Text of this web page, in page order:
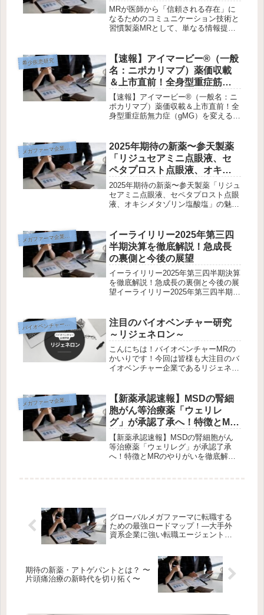
MRが医師から「信頼される存在」に
なるためのコミュニケーション技術と
習慣製薬MRとして、単なる情報提供
と成果につながります。本記事では、
明日から実践できるコミュニケーシ...
希少疾患研究
【速報】アイマービー®（一般
名：ニポカリマブ）薬価収載
＆上市直前！全身型重症筋無
力症（gMG）を変えるFcRn阻
害抗体をMR視点で徹底解説
【速報】アイマービー®（一般名：ニ
ポカリマブ）薬価収載＆上市直前！全
身型重症筋無力症（gMG）を変える
テゴリ：希少疾患／神経内科MR／転
職ガイド冒頭メッセージ：全身型重...
メ
ガファーマ企業研究
2025年期待の新薬〜参天製薬
「リジュセアミニ点眼液、セ
ペタプロスト点眼液、オキシ
メタゾリン塩酸塩」の魅力と
MRのやりがい〜
2025年期待の新薬〜参天製薬「リジュ
セアミニ点眼液、セペタプロスト点眼
液、オキシメタゾリン塩酸塩」の魅力
リアブログ」にようこそ。今回は、眼
科領域で圧倒的な地位を築く参天製...
メ
ガファーマ企業研究
イーライリリー2025年第三四
半期決算を徹底解説！急成長
の裏側と今後の展望
イーライリリー2025年第三四半期決算
を徹底解説！急成長の裏側と今後の展
望イーライリリー2025年第三四半期決
2025年Q3決算でイーライリリーは、
肥満・糖尿病領域を中心...
バイオベンチャー企業研究
注目のバイオベンチャー研究
～リジェネロン～
こんにちは！バイオベンチャーMRの
かいりです！今回は皆様も大注目のバ
イオベンチャー企業であるリジェネロ
では募集人数の多さや待遇の高さにつ
いても多くの注目を浴びた企業です。
主...
メ
ガファーマ企業研究
【新薬承認速報】MSDの腎細
胞がん等治療薬「ウェリレ
グ」が承認了承へ！特徴とMR
のやりがいを徹底解説！
【新薬承認速報】MSDの腎細胞がん
等治療薬「ウェリレグ」が承認了承
へ！特徴とMRのやりがいを徹底解
グローバルメガファーマに転職する
ための最強ロードマップ！—大手外
資系企業に強い転職エージェント＆
期待の新薬・アトゲパントとは？ 〜
片頭痛治療の新時代を切り拓く〜